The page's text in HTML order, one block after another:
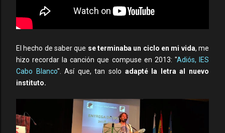
El hecho de saber que se terminaba un ciclo en mi vida, me
hizo recordar la canción que compuse en 2013: "Adiós, IES
Cabo Blanco". Así que, tan solo adapté la letra al nuevo
instituto.